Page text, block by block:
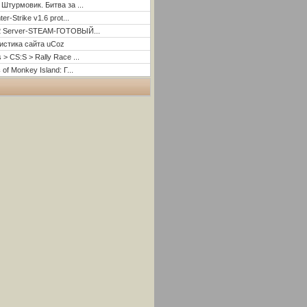
Битва за ...
Strike v1.6 prot...
Server-STEAM-ГОТОВЫЙ...
сайта uCoz
> CS:S > Rally Race ...
of Monkey Island: Г...